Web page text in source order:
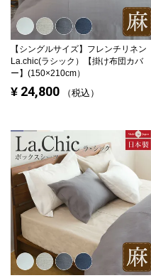
【シングルサイズ】 フレンチリネン
La.chic(ラシック）【掛け布団カバ
ー】(150×210cm）
¥ 24,800 税込